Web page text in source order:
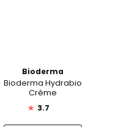
Bioderma
Bioderma Hydrabio
Crème
★ 3.7